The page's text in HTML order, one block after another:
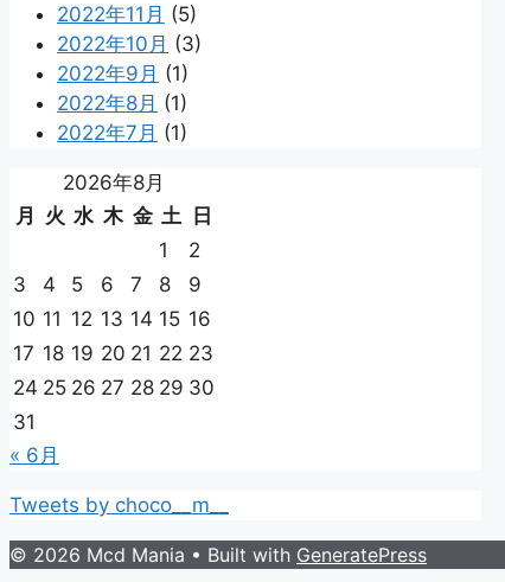
2022年11月 (5)
2022年10月 (3)
2022年9月 (1)
2022年8月 (1)
2022年7月 (1)
2026年8月
月 火 水 木 金 土 日
1
2
3
4 5 6 7 8
9
10 11 12 13 14 15 16
17 18 19 20 21 22 23
24 25 26 27 28 29 30
31
« 6月
Tweets by choco__m__
© 2026 Mcd Mania • Built with GeneratePress